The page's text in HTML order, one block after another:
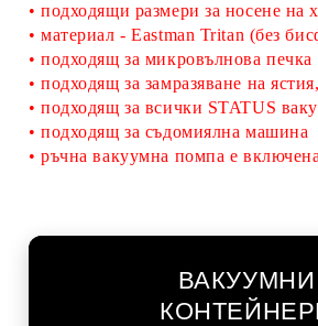
• подходящи размери за носене на
• материал - Eastman Tritan (без
• подходящ за микровълнова печка
• подходящ за замразяване на
• подходящ за всички STATUS
• подходящ за съдомиялна машина
• ръчна вакуумна помпа е
ВАКУУМНИ